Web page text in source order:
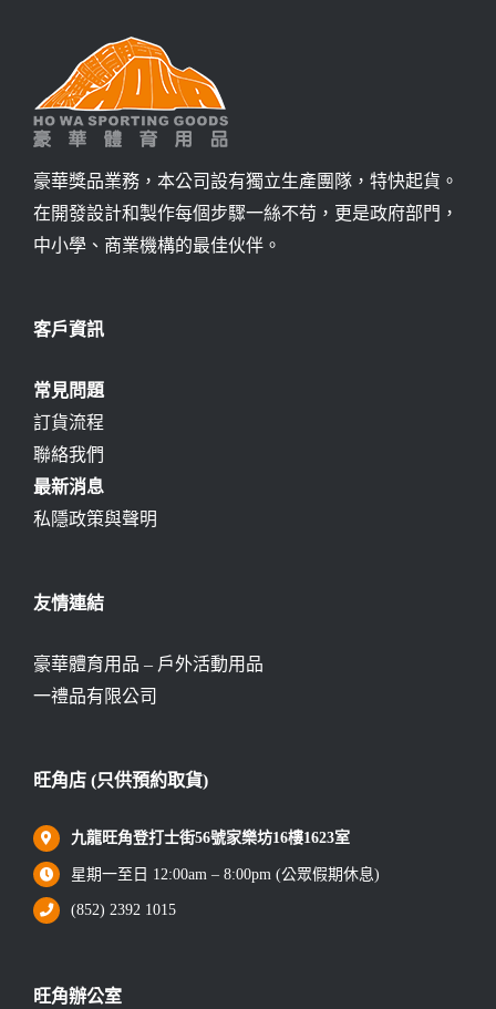
豪華獎品業務，本公司設有獨立生產團隊，特快起貨。
在開發設計和製作每個步驟一絲不苟，更是政府部門，
中小學、商業機構的最佳伙伴。
客戶資訊
常見問題
訂貨流程
聯絡我們
最新消息
私隱政策與聲明
友情連結
豪華體育用品 – 戶外活動用品
一禮品有限公司
旺角店 (只供預約取貨)
九龍旺角登打士街56號家樂坊16樓1623室
星期一至日 12:00am – 8:00pm (公眾假期休息)
(852) 2392 1015
旺角辦公室